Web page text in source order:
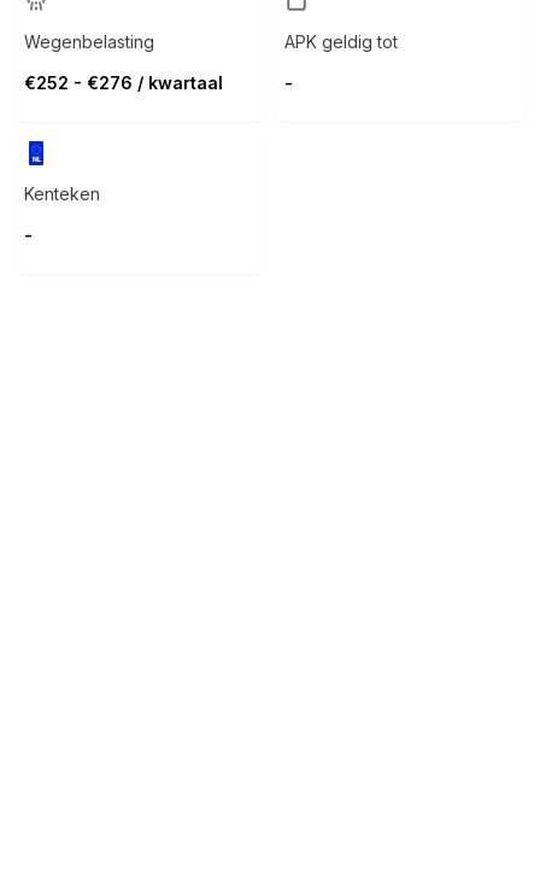
Wegenbelasting
€252 - €276 / kwartaal
APK geldig tot
-
Kenteken
-